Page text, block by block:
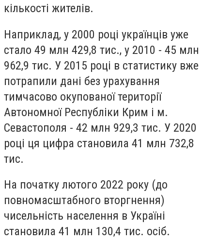
кількості жителів.
Наприклад, у 2000 році українців уже
стало 49 млн 429,8 тис., у 2010 - 45 млн
962,9 тис. У 2015 році в статистику вже
потрапили дані без урахування
тимчасово окупованої території
Автономної Республіки Крим і м.
Севастополя - 42 млн 929,3 тис. У 2020
році ця цифра становила 41 млн 732,8
тис.
На початку лютого 2022 року (до
повномасштабного вторгнення)
чисельність населення в Україні
становила 41 млн 130,4 тис. осіб.